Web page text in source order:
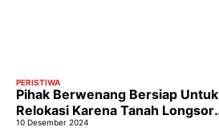
PERISTIWA
Pihak Berwenang Bersiap Untuk
Relokasi Karena Tanah Longsor
Berlanjut di Jawa Barat
10 Desember 2024